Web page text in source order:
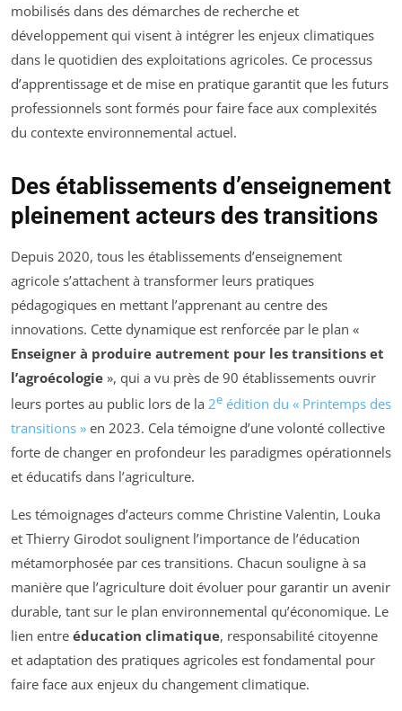
mobilisés dans des démarches de recherche et
développement qui visent à intégrer les enjeux climatiques
dans le quotidien des exploitations agricoles. Ce processus
d’apprentissage et de mise en pratique garantit que les futurs
professionnels sont formés pour faire face aux complexités
du contexte environnemental actuel.
Des établissements d’enseignement
pleinement acteurs des transitions
Depuis 2020, tous les établissements d’enseignement
agricole s’attachent à transformer leurs pratiques
pédagogiques en mettant l’apprenant au centre des
innovations. Cette dynamique est renforcée par le plan «
Enseigner à produire autrement pour les transitions et
l’agroécologie », qui a vu près de 90 établissements ouvrir
leurs portes au public lors de la 2e édition du « Printemps des
transitions » en 2023. Cela témoigne d’une volonté collective
forte de changer en profondeur les paradigmes opérationnels
et éducatifs dans l’agriculture.
Les témoignages d’acteurs comme Christine Valentin, Louka
et Thierry Girodot soulignent l’importance de l’éducation
métamorphosée par ces transitions. Chacun souligne à sa
manière que l’agriculture doit évoluer pour garantir un avenir
durable, tant sur le plan environnemental qu’économique. Le
lien entre éducation climatique, responsabilité citoyenne
et adaptation des pratiques agricoles est fondamental pour
faire face aux enjeux du changement climatique.